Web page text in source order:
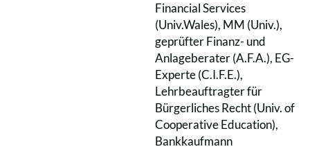
Financial Services
(Univ.Wales), MM (Univ.),
geprüfter Finanz- und
Anlageberater (A.F.A.), EG-
Experte (C.I.F.E.),
Lehrbeauftragter für
Bürgerliches Recht (Univ. of
Cooperative Education),
Bankkaufmann